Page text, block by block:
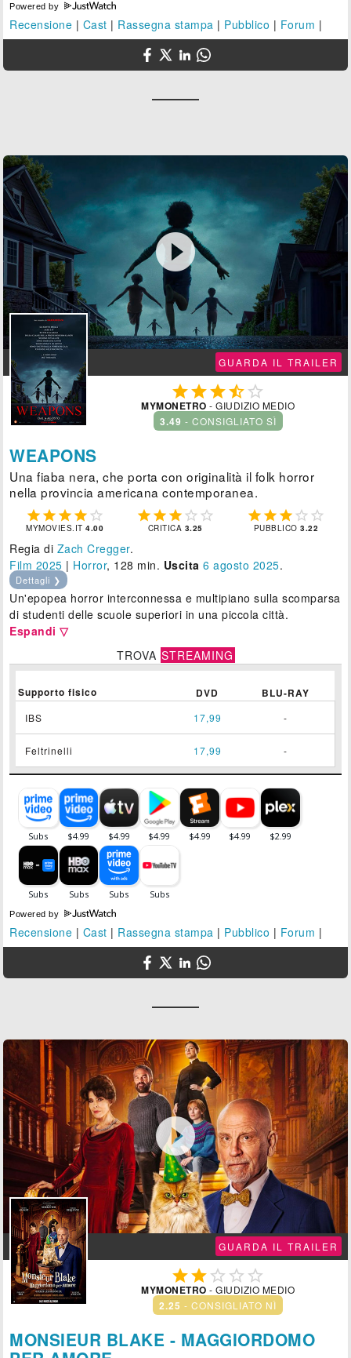
Powered by
Recensione | Cast | Rassegna stampa | Pubblico | Forum |

GUARDA IL TRAILER
 
MYMONETRO - GIUDIZIO MEDIO
3.49 - CONSIGLIATO SÌ
WEAPONS
Una fiaba nera, che porta con originalità il folk horror
nella provincia americana contemporanea.
    
MYMOVIES.IT4.00
    
CRITICA 3.25
    
PUBBLICO3.22
Regia di Zach Cregger.
Film 2025 | Horror, 128 min. Uscita 6 agosto 2025.
Dettagli ❯
Un'epopea horror interconnessa e multipiano sulla scomparsa
di studenti delle scuole superiori in una piccola città.
Espandi ▽
TROVA STREAMING
Supporto fisico DVD BLU-RAY
IBS 17,99 -
Feltrinelli 17,99 -
Powered by
Recensione | Cast | Rassegna stampa | Pubblico | Forum |

GUARDA IL TRAILER
   
MYMONETRO - GIUDIZIO MEDIO
2.25 - CONSIGLIATO NÌ
MONSIEUR BLAKE - MAGGIORDOMO